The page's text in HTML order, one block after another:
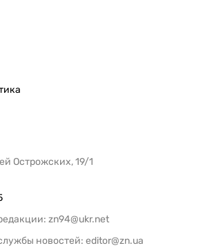
Острожских, 19/1
zn94@ukr.net
новостей: editor@zn.ua